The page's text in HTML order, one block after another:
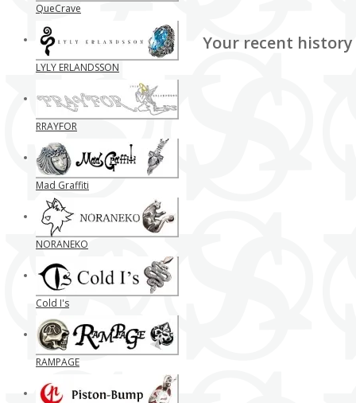
Your recent history
QueCrave
LYLY ERLANDSSON
RRAYFOR
Mad Graffiti
NORANEKO
Cold I's
RAMPAGE